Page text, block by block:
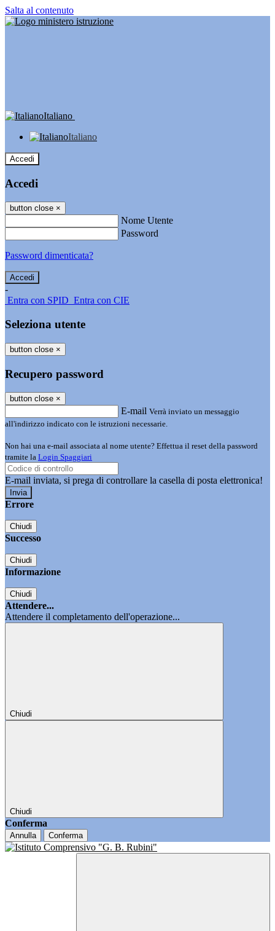
Salta al contenuto
Italiano
Italiano
Accedi
Accedi
button close ×
Nome Utente
Password
Password dimenticata?
-
Entra con SPID Entra con CIE
Seleziona utente
button close ×
Recupero password
button close ×
E-mail Verrà inviato un messaggio
all'indirizzo indicato con le istruzioni necessarie.
Non hai una e-mail associata al nome utente? Effettua il reset della password
tramite la Login Spaggiari
E-mail inviata, si prega di controllare la casella di posta elettronica!
Errore
Chiudi
Successo
Chiudi
Informazione
Chiudi
Attendere...
Attendere il completamento dell'operazione...
Chiudi
Chiudi
Conferma
Annulla Conferma